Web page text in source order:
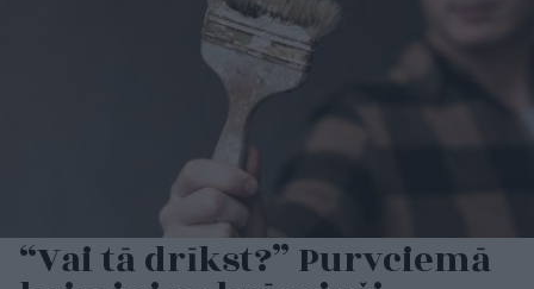
“Vai tā drīkst?” Purvciemā